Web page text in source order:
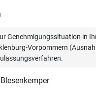
Genehmigungssituation in
Vorpommern